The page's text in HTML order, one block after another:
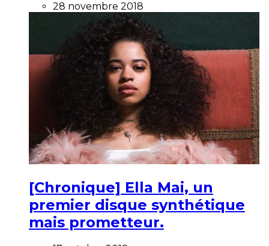
28 novembre 2018
[Chronique] Ella Mai, un
premier disque synthétique
mais prometteur.